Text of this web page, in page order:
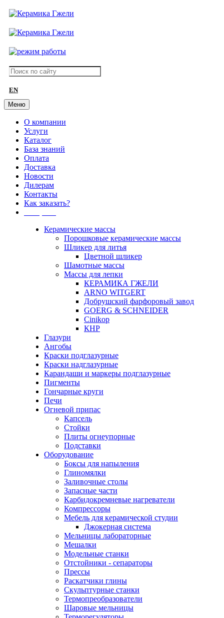
EN
Меню
О компании
Услуги
Каталог
База знаний
Оплата
Доставка
Новости
Дилерам
Контакты
Как заказать?
Керамические массы
Порошковые керамические массы
Шликер для литья
Цветной шликер
Шамотные массы
Массы для лепки
КЕРАМИКА ГЖЕЛИ
ARNO WITGERT
Добрушский фарфоровый завод
GOERG & SCHNEIDER
Cinikop
КНР
Глазури
Ангобы
Краски подглазурные
Краски надглазурные
Карандаши и маркеры подглазурные
Пигменты
Гончарные круги
Печи
Огневой припас
Капсель
Стойки
Плиты огнеупорные
Подставки
Оборудование
Боксы для напыления
Глиномялки
Заливочные столы
Запасные части
Карбидокремневые нагреватели
Компрессоры
Мебель для керамической студии
Джокерная система
Мельницы лабораторные
Мешалки
Модельные станки
Отстойники - сепараторы
Прессы
Раскатчики глины
Скульптурные станки
Термопреобразователи
Шаровые мельницы